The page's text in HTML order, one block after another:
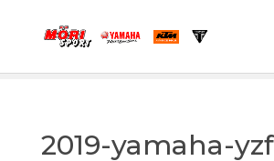
2019-yamaha-